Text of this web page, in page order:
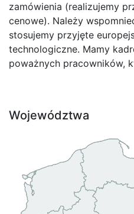
zamówienia (realizujemy
cenowe). Należy
stosujemy przyjęte
technologiczne. Mamy
poważnych pracowników,
Województwa